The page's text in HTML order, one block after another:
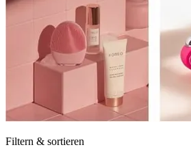
Filtern & sortieren